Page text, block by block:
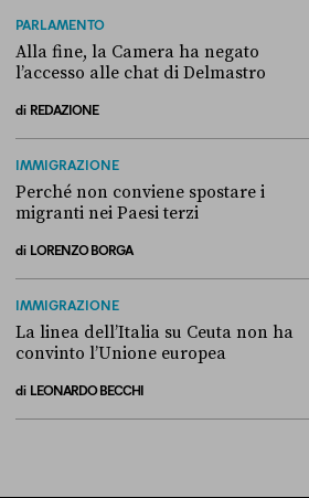
PARLAMENTO
Alla fine, la Camera ha negato
l’accesso alle chat di Delmastro
di REDAZIONE
IMMIGRAZIONE
Perché non conviene spostare i
migranti nei Paesi terzi
di LORENZO BORGA
IMMIGRAZIONE
La linea dell’Italia su Ceuta non ha
convinto l’Unione europea
di LEONARDO BECCHI